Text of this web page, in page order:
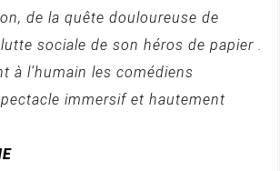
de la quête douloureuse de
sociale de son héros de papier .
à l’humain les comédiens
immersif et hautement